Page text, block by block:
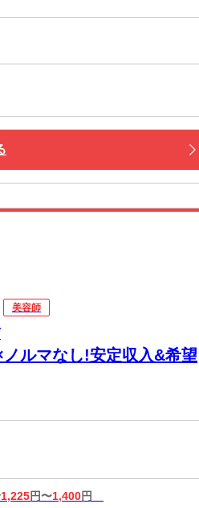
美容師
ノルマなし!安定収入&希望
1,225円〜1,400円